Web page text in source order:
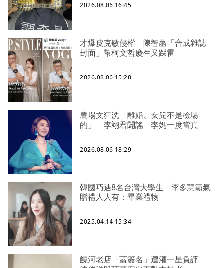
2026.08.06 16:45
才爆皮克敏侵權 陳智菡「合成雜誌
封面」幫柯文哲慶生又踩雷
2026.08.06 15:28
農場文狂洗「離婚、女兒不是檢場
的」 李翊君闢謠：李媽一度當真
2026.08.06 18:29
韓國巧遇8名台灣大學生 李多慧霸氣
贈禮人人有：畢業禮物
2025.04.14 15:34
饒河老店「蓋簽名」遭灌一星負評